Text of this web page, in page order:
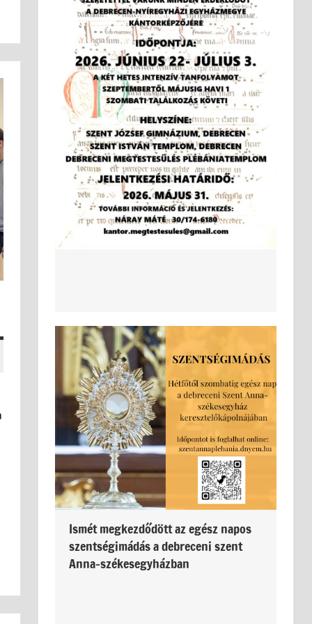
Ismét megkezdődött az egész napos
szentségimádás a debreceni szent
Anna-székesegyházban